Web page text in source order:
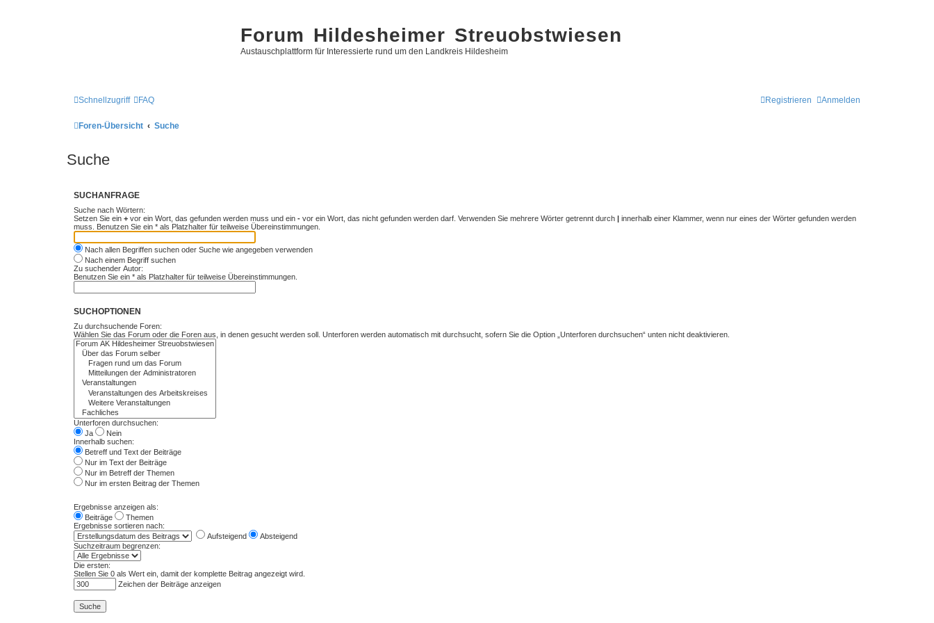
Forum Hildesheimer Streuobstwiesen
Austauschplattform für Interessierte rund um den Landkreis Hildesheim
Schnellzugriff FAQ Anmelden
Registrieren
Foren-Übersicht Suche
Suche
SUCHANFRAGE
Suche nach Wörtern:
Setzen Sie ein + vor ein Wort, das gefunden werden muss und ein - vor ein Wort, das nicht gefunden werden darf. Verwenden Sie mehrere Wörter getrennt durch | innerhalb einer Klammer, wenn nur eines der Wörter gefunden werden
muss. Benutzen Sie ein * als Platzhalter für teilweise Übereinstimmungen.
Nach allen Begriffen suchen oder Suche wie angegeben verwenden
Nach einem Begriff suchen
Zu suchender Autor:
Benutzen Sie ein * als Platzhalter für teilweise Übereinstimmungen.
SUCHOPTIONEN
Zu durchsuchende Foren:
Wählen Sie das Forum oder die Foren aus, in denen gesucht werden soll. Unterforen werden automatisch mit durchsucht, sofern Sie die Option „Unterforen durchsuchen“ unten nicht deaktivieren.
Unterforen durchsuchen:
Ja
Nein
Innerhalb suchen:
Betreff und Text der Beiträge
Nur im Text der Beiträge
Nur im Betreff der Themen
Nur im ersten Beitrag der Themen
Ergebnisse anzeigen als:
Beiträge
Themen
Ergebnisse sortieren nach:
Aufsteigend
Absteigend
Suchzeitraum begrenzen:
Die ersten:
Stellen Sie 0 als Wert ein, damit der komplette Beitrag angezeigt wird.
Zeichen der Beiträge anzeigen